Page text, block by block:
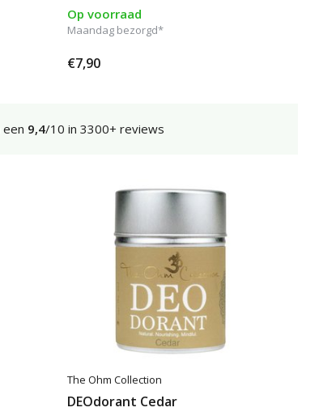
Op voorraad
Maandag bezorgd*
€7,90
9,4/10 in 3300+ reviews
The Ohm Collection
DEOdorant Cedar